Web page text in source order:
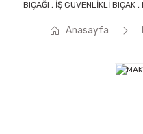
Anasayfa